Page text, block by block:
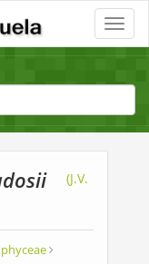
Toggle
(J.V.